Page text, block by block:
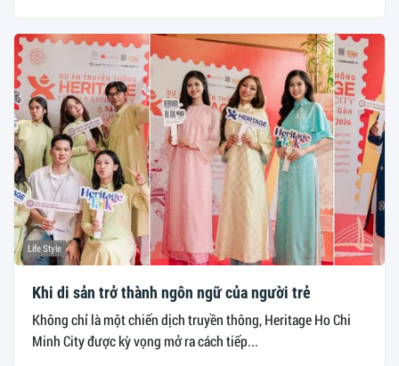
Life Style
Khi di sản trở thành ngôn ngữ của người trẻ
Không chỉ là một chiến dịch truyền thông, Heritage Ho Chi
Minh City được kỳ vọng mở ra cách tiếp...